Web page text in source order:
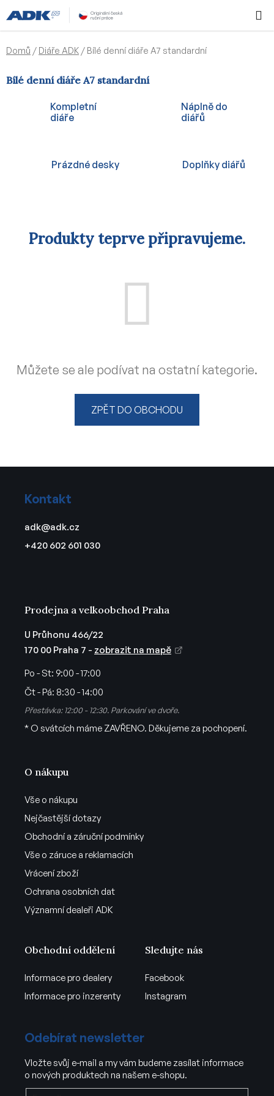
na
obsah
KOŠÍK
Domů / Diáře ADK / Bílé denní diáře A7 standardní
Bílé denní diáře A7 standardní
Kompletní
diáře
Náplně do
diářů
Prázdné desky Doplňky diářů
Produkty teprve připravujeme.
Můžete se ale podívat na ostatní kategorie.
ZPĚT DO OBCHODU
Kontakt
adk@adk.cz
+420 602 601 030
O nákupu
Vše o nákupu
Nejčastější dotazy
Obchodní a záruční podmínky
Vše o záruce a reklamacích
Vrácení zboží
Ochrana osobních dat
Významní dealeři ADK
Prodejna a velkoobchod Praha
U Průhonu 466/22
170 00 Praha 7 - zobrazit na mapě
Po - St: 9:00 - 17:00
Čt - Pá: 8:30 - 14:00
Přestávka: 12:00 - 12:30. Parkování ve dvoře.
* O svátcích máme ZAVŘENO. Děkujeme za pochopení.
Obchodní oddělení
Informace pro dealery
Informace pro inzerenty
Sledujte nás
Facebook
Instagram
Odebírat newsletter
Vložte svůj e-mail a my vám budeme zasílat informace
o nových produktech na našem e-shopu.